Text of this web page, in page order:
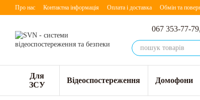
Перейти до основного контенту
Про нас Контактна інформація Оплата і доставка Обмін та
067 353-77-
Для
ЗСУ
Відеоспостереження Домофони